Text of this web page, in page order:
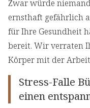
Zwar würde
ernsthaft gefährlich
für Ihre Gesundheit
bereit. Wir verraten
Körper mit der
Stress-Falle
einen